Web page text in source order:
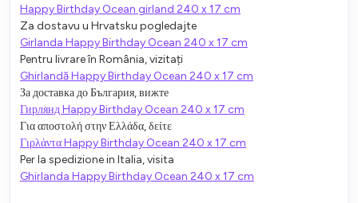
Happy Birthday Ocean girland 240 x 17 cm
Za dostavu u Hrvatsku pogledajte
Girlanda Happy Birthday Ocean 240 x 17 cm
Pentru livrare în România, vizitați
Ghirlandă Happy Birthday Ocean 240 x 17 cm
За доставка до България, вижте
Гирлянд Happy Birthday Ocean 240 x 17 cm
Για αποστολή στην Ελλάδα, δείτε
Γιρλάντα Happy Birthday Ocean 240 x 17 cm
Per la spedizione in Italia, visita
Ghirlanda Happy Birthday Ocean 240 x 17 cm